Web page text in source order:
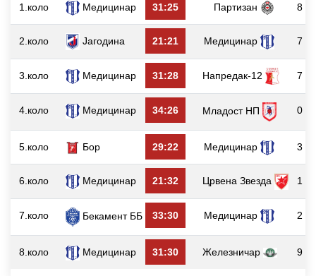
1.коло Медицинар 31:25 Партизан 8
2.коло Јагодина 21:21 Медицинар 7
3.коло Медицинар 31:28 Напредак-12 7
4.коло Медицинар 34:26 Младост НП 0
5.коло Бор 29:22 Медицинар 3
6.коло Медицинар 21:32 Црвена Звезда 1
7.коло Бекамент ББ 33:30 Медицинар 2
8.коло Медицинар 31:30 Железничар 9